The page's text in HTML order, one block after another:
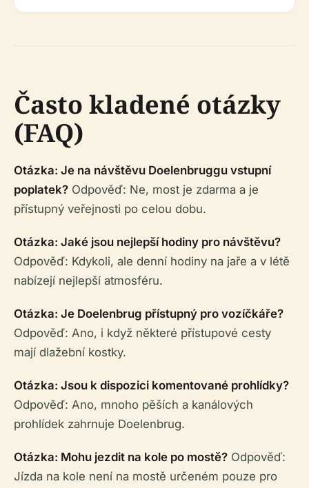
Často kladené otázky
(FAQ)
Otázka: Je na návštěvu Doelenbruggu vstupní
poplatek? Odpověď: Ne, most je zdarma a je
přístupný veřejnosti po celou dobu.
Otázka: Jaké jsou nejlepší hodiny pro návštěvu?
Odpověď: Kdykoli, ale denní hodiny na jaře a v létě
nabízejí nejlepší atmosféru.
Otázka: Je Doelenbrug přístupný pro vozíčkáře?
Odpověď: Ano, i když některé přístupové cesty
mají dlažební kostky.
Otázka: Jsou k dispozici komentované prohlídky?
Odpověď: Ano, mnoho pěších a kanálových
prohlídek zahrnuje Doelenbrug.
Otázka: Mohu jezdit na kole po mostě? Odpověď:
Jízda na kole není na mostě určeném pouze pro